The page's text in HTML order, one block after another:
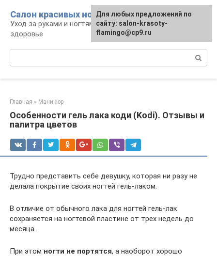
контенту
Салон красивых ноготков
Уход за руками и ногтями, красота и
здоровье
Главная » Маникюр
Особенности гель лака коди (Kodi). Отзывы и
палитра цветов
Трудно представить себе девушку, которая ни разу не
делала покрытие своих ногтей гель-лаком.
В отличие от обычного лака для ногтей гель-лак
сохраняется на ногтевой пластине от трех недель до
месяца.
При этом ногти не портятся, а наоборот хорошо
Для любых предложений по
сайту: salon-krasoty-
flamingo@cp9.ru